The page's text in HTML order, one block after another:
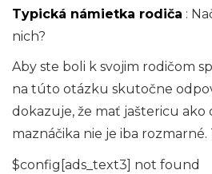
Typická námietka rodiča :
nich?
Aby ste boli k svojim rodičom
na túto otázku skutočne
dokazuje, že mať jaštericu ako
maznáčika nie je iba
$config[ads_text3] not found